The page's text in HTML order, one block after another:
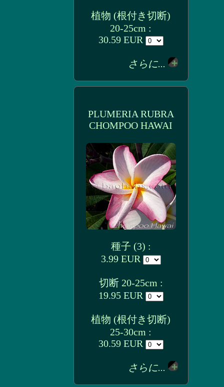
植物 (根付き切断)
20-25cm :
30.59 EUR
さらに...
PLUMERIA RUBRA
CHOMPOO HAWAI
種子 (3) :
3.99 EUR
切断 20-25cm :
19.95 EUR
植物 (根付き切断)
25-30cm :
30.59 EUR
さらに...